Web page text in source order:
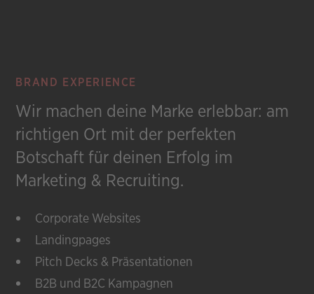
BRAND EXPERIENCE
Wir machen deine Marke erlebbar: am
richtigen Ort mit der perfekten
Botschaft für deinen Erfolg im
Marketing & Recruiting.
Corporate Websites
Landingpages
Pitch Decks & Präsentationen
B2B und B2C Kampagnen